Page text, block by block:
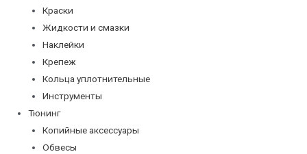
Краски
Жидкости и смазки
Наклейки
Крепеж
Кольца уплотнительные
Инструменты
Тюнинг
Копийные аксессуары
Обвесы